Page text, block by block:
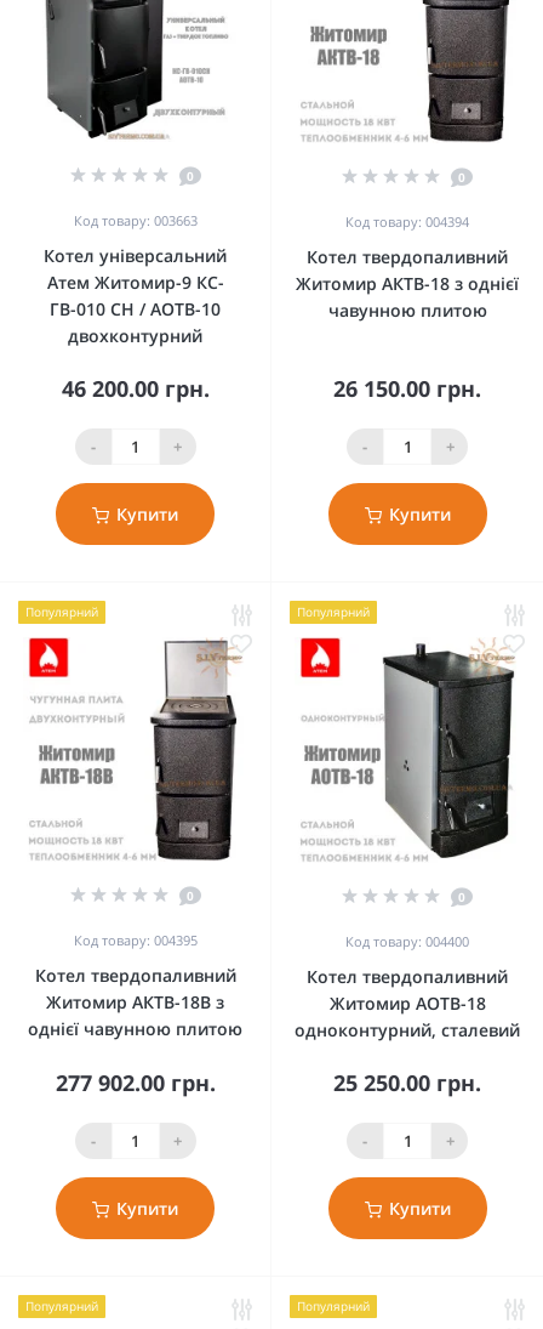
0
Код товару: 003663
Котел універсальний
Атем Житомир-9 КС-
ГВ-010 СН / АОТВ-10
двохконтурний
46 200.00 грн.
- +
Купити
0
Код товару: 004394
Котел твердопаливний
Житомир АКТВ-18 з однієї
чавунною плитою
26 150.00 грн.
- +
Купити
Популярний
0
Код товару: 004395
Котел твердопаливний
Житомир АКТВ-18В з
однієї чавунною плитою
277 902.00 грн.
- +
Купити
Популярний
0
Код товару: 004400
Котел твердопаливний
Житомир АОТВ-18
одноконтурний, сталевий
25 250.00 грн.
- +
Купити
Популярний Популярний